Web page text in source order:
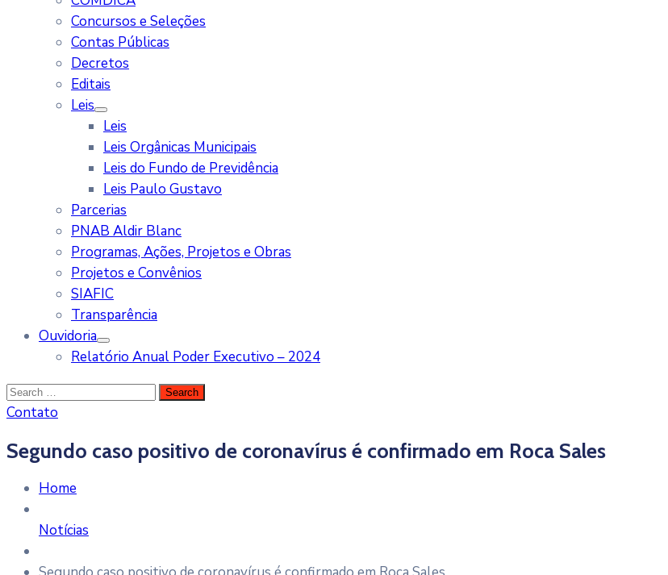
Concursos e Seleções
Contas Públicas
Decretos
Editais
Leis
Leis
Leis Orgânicas Municipais
Leis do Fundo de Previdência
Leis Paulo Gustavo
Parcerias
PNAB Aldir Blanc
Programas, Ações, Projetos e Obras
Projetos e Convênios
SIAFIC
Transparência
Ouvidoria
Relatório Anual Poder Executivo – 2024
Contato
Segundo caso positivo de coronavírus é confirmado em Roca Sales
Home
Notícias